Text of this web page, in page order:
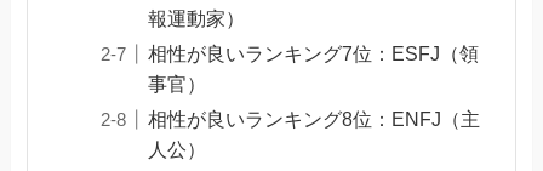
報運動家）
相性が良いランキング7位：ESFJ（領
事官）
相性が良いランキング8位：ENFJ（主
人公）